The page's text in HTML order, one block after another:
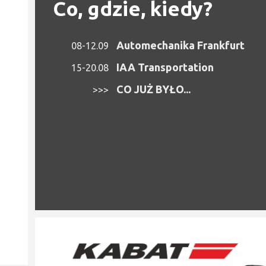
Co, gdzie, kiedy?
08-12.09 Automechanika Frankfurt
15-20.08 IAA Transportation
>>> CO JUŻ BYŁO...